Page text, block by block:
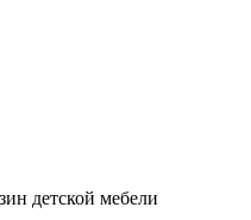
детской мебели